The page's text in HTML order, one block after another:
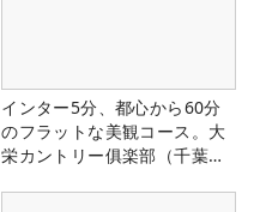
インター5分、都心から60分
のフラットな美観コース。大
栄カントリー俱楽部（千葉